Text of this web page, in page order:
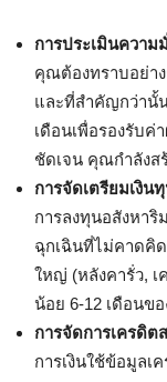
การประเมินความ
คุณต้องทราบอย่า
และที่สำคัญกว่านั้
เดือนเพื่อรองรับค่
ชัดเจน คุณกำลังส
การจัดเตรียมเงิน
การลงทุนอสังหาริ
ฉุกเฉินที่ไม่คาดคิ
ใหญ่ (หลังคารั่ว, เ
น้อย 6-12 เดือนข
การจัดการเครดิต
การเงินใช้ข้อมูลเ